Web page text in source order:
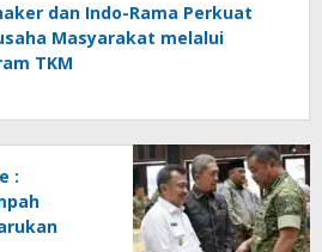
dan Indo-Rama Perkuat
Masyarakat melalui
TKM
: